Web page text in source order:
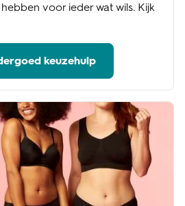
voor ieder wat wils. Kijk
keuzehulp